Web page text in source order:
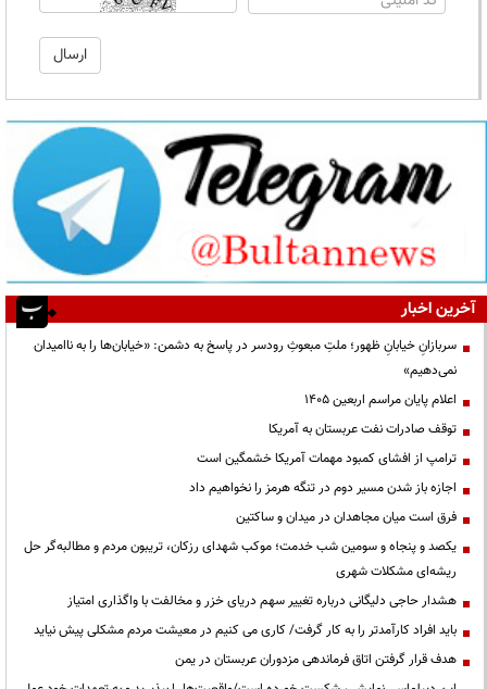
آخرین اخبار
سربازانِ خیابانِ ظهور؛ ملتِ مبعوثِ رودسر در پاسخ به دشمن: «خیابان‌ها را به ناامیدان
نمی‌دهیم»
اعلام پایان مراسم اربعین ۱۴۰۵
توقف صادرات نفت عربستان به آمریکا
ترامپ از افشای کمبود مهمات آمریکا خشمگین است
اجازه باز شدن مسیر دوم در تنگه هرمز را نخواهیم داد
فرق است میان مجاهدان در میدان و ساکتین
یکصد و پنجاه و سومین شب خدمت؛ موکب شهدای رزکان، تریبون مردم و مطالبه‌گر حل
ریشه‌ای مشکلات شهری
هشدار حاجی دلیگانی درباره تغییر سهم دریای خزر و مخالفت با واگذاری امتیاز
باید افراد کارآمدتر را به کار گرفت/ کاری می کنیم در معیشت مردم مشکلی پیش نیاید
هدف قرار گرفتن اتاق‌ فرماندهی مزدوران عربستان در یمن